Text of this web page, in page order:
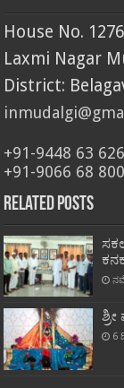
House No.
Laxmi Nagar
District:
+91-9448 63
+91-9066 68
Related Posts
6